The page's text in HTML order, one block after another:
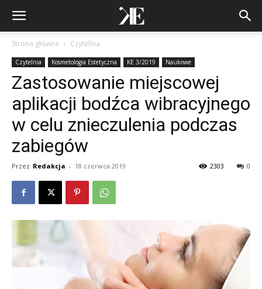
Strona główna Czytelnia
Czytelnia Kosmetologia Estetyczna KE 3/2019 Naukowe
Zastosowanie miejscowej
aplikacji bodźca wibracyjnego
w celu znieczulenia podczas
zabiegów
Przez Redakcja - 18 czerwca 2019 0
2303